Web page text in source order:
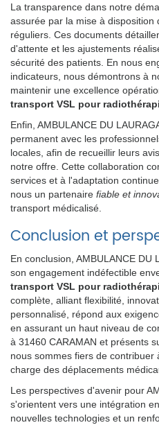
La transparence dans notre
assurée par la mise à
réguliers. Ces documents
d'attente et les ajustements
sécurité des patients. En nous
indicateurs, nous démontrons à
maintenir une excellence
transport VSL pour
Enfin, AMBULANCE DU
permanent avec les
locales, afin de recueillir leurs
notre offre. Cette collaboration
services et à l'adaptation
nous un partenaire fiable et
transport médicalisé.
Conclusion et
En conclusion, AMBULANCE DU
son engagement indéfectible
transport VSL pour
complète, alliant flexibilité,
personnalisé, répond aux
en assurant un haut niveau de
à 31460 CARAMAN et présents
nous sommes fiers de contribuer
charge des déplacements
Les perspectives d'avenir pour
s'orientent vers une intégration
nouvelles technologies et un